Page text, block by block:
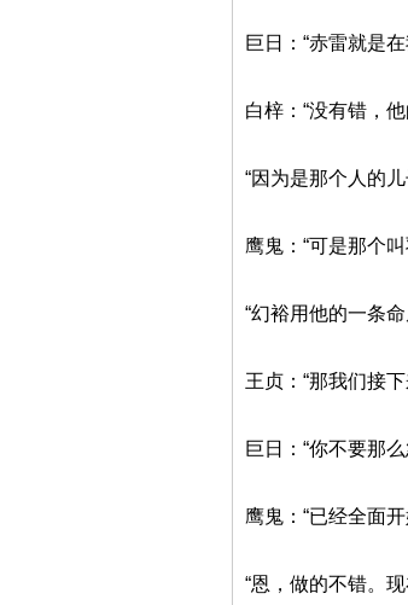
巨日：“赤雷就是
白梓：“没有错，
“因为是那个人的
鹰鬼：“可是那个
“幻裕用他的一条
王贞：“那我们接
巨日：“你不要那
鹰鬼：“已经全面
“恩，做的不错。